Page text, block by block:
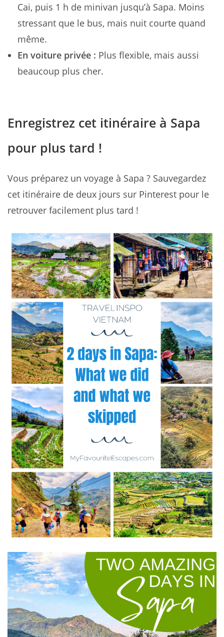
Cai, puis 1 h de minivan jusqu’à Sapa. Moins
stressant que le bus, mais nuit courte quand
même.
En voiture privée : Plus flexible, mais aussi
beaucoup plus cher.
Enregistrez cet itinéraire à Sapa
pour plus tard !
Vous préparez un voyage à Sapa ? Sauvegardez
cet itinéraire de deux jours sur Pinterest pour le
retrouver facilement plus tard !